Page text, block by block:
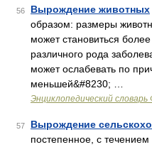
56 Вырождение животных
образом: размеры
может становиться
различного рода
может ослабевать по
меньшей&#8230; …
Энциклопедический
57 Вырождение
постепенное, с